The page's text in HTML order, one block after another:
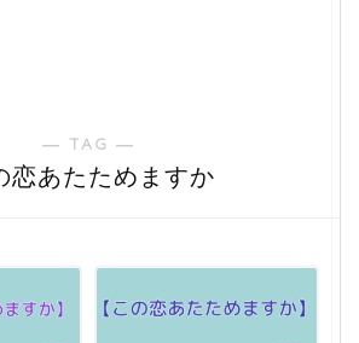
― TAG ―
恋あたためますか